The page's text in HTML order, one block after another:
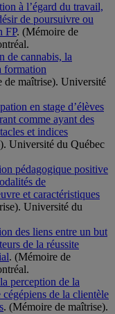
à l’égard du travail,
de poursuivre ou
FP. (Mémoire de
de cannabis, la
formation
de maîtrise). Université
en stage d’élèves
comme ayant des
et indices
Université du Québec
pédagogique positive
de
et caractéristiques
Université du
des liens entre un but
de la réussite
. (Mémoire de
perception de la
de la clientèle
. (Mémoire de maîtrise).